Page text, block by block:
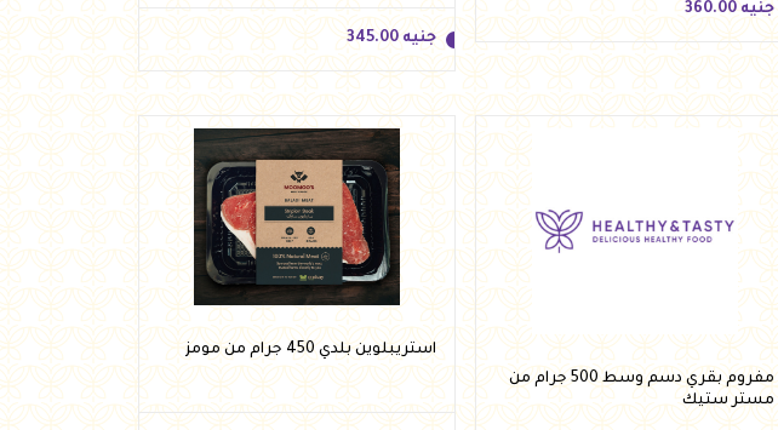
جنيه 360.00
جنيه
أضف للسلة
جنيه 345.00
جنيه 345.00
أضف للسلة
مفروم بقري دسم وسط 500 جرام من
مستر ستيك
استريبلوين بلدي 450 جرام من مومز